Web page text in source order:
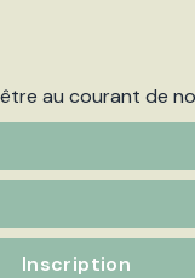
au courant de
Inscription